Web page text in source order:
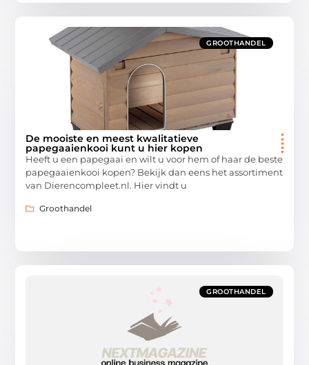
GROOTHANDEL
De mooiste en meest kwalitatieve
papegaaienkooi kunt u hier kopen
Heeft u een papegaai en wilt u voor hem of haar de beste
papegaaienkooi kopen? Bekijk dan eens het assortiment
van Dierencompleet.nl. Hier vindt u
Groothandel
GROOTHANDEL